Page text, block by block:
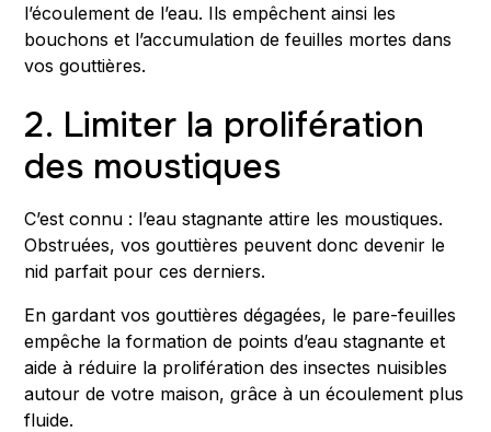
l’écoulement de l’eau. Ils empêchent ainsi les
bouchons et l’accumulation de feuilles mortes dans
vos gouttières.
2. Limiter la prolifération
des moustiques
C’est connu : l’eau stagnante attire les moustiques.
Obstruées, vos gouttières peuvent donc devenir le
nid parfait pour ces derniers.
En gardant vos gouttières dégagées, le pare-feuilles
empêche la formation de points d’eau stagnante et
aide à réduire la prolifération des insectes nuisibles
autour de votre maison, grâce à un écoulement plus
fluide.